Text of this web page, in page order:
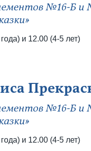
№16-Б и
и 12.00 (4-5 лет)
№16-Б и
и 12.00 (4-5 лет)